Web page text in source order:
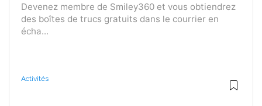
Devenez membre de Smiley360 et vous obtiendrez
des boîtes de trucs gratuits dans le courrier en
écha...
Activités